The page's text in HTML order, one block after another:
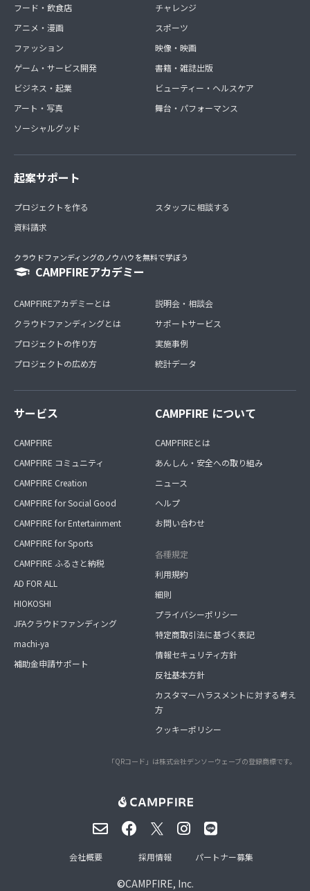
フード・飲食店
アニメ・漫画
ファッション
ゲーム・サービス開発
ビジネス・起業
アート・写真
ソーシャルグッド
チャレンジ
スポーツ
映像・映画
書籍・雑誌出版
ビューティー・ヘルスケア
舞台・パフォーマンス
起案サポート
プロジェクトを作る
資料請求
スタッフに相談する
クラウドファンディングのノウハウを無料で学ぼう
CAMPFIREアカデミー
CAMPFIREアカデミーとは
クラウドファンディングとは
プロジェクトの作り方
プロジェクトの広め方
説明会・相談会
サポートサービス
実施事例
統計データ
サービス
CAMPFIRE
CAMPFIRE コミュニティ
CAMPFIRE Creation
CAMPFIRE for Social Good
CAMPFIRE for Entertainment
CAMPFIRE for Sports
CAMPFIRE ふるさと納税
AD FOR ALL
HIOKOSHI
JFAクラウドファンディング
machi-ya
補助金申請サポート
CAMPFIRE について
CAMPFIREとは
あんしん・安全への取り組み
ニュース
ヘルプ
お問い合わせ
各種規定
利用規約
細則
プライバシーポリシー
特定商取引法に基づく表記
情報セキュリティ方針
反社基本方針
カスタマーハラスメントに対する考え
方
クッキーポリシー
「QRコード」は株式会社デンソーウェーブの登録商標です。
©CAMPFIRE, Inc.
会社概要 採用情報 パートナー募集